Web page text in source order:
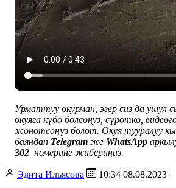
Урматтуу окурман, эгер сиз да ушул
окуяга күбө болсоңуз, сүрөткө,
жөнөтсөңүз болот. Окуя тууралуу
баяндап Telegram же WhatsApp
302 номерине жибериңиз.
Эдита Ильясова 10:34 08.08.2023